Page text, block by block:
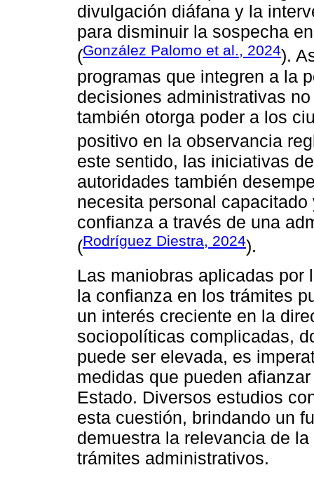
divulgación diáfana y la
para disminuir la sospecha
(González Palomo et al., 2024).
programas que integren a la
decisiones administrativas
también otorga poder a los
positivo en la observancia
este sentido, las iniciativas
autoridades también
necesita personal
confianza a través de una
(Rodríguez Diestra, 2024).
Las maniobras aplicadas por
la confianza en los trámites
un interés creciente en la
sociopolíticas complicadas,
puede ser elevada, es
medidas que pueden
Estado. Diversos estudios
esta cuestión, brindando un
demuestra la relevancia de
trámites administrativos.